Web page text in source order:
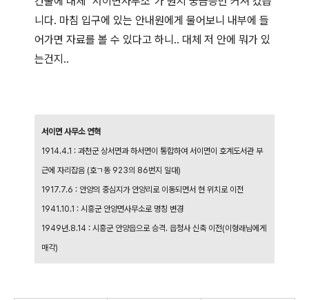
니다. 마침 입구에 있는 안내원에게 물어보니 내부에 들
어가면 자료를 볼 수 있다고 하니.. 대체 저 안에 뭐가 있
는건지..
서이면 사무소 연혁
1914.4.1 : 과천군 상서면과 하서면이 통합하여 서이면이 호계도서관 부
근에 자리잡음 (호ㄱ동 923의 86번지 일대)
1917.7.6 : 안양의 중심지가 안양리로 이동되면서 현 위치로 이전
1941.10.1 : 시흥군 안양면사무소로 명칭 변경
1949년.8.14 : 시흥군 안양읍으로 승격. 읍청사 신축 이전(이형래님에게
매각)